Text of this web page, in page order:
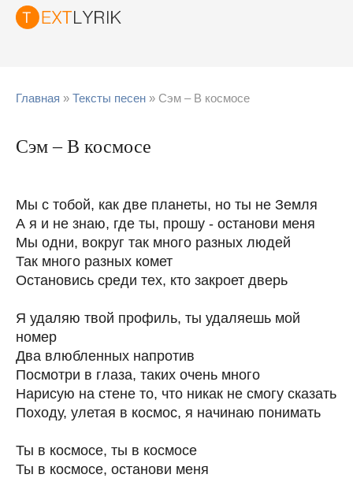
Главная » Тексты песен » Сэм – В космосе
Сэм – В космосе
Мы с тобой, как две планеты, но ты не Земля
А я и не знаю, где ты, прошу - останови меня
Мы одни, вокруг так много разных людей
Так много разных комет
Остановись среди тех, кто закроет дверь
Я удаляю твой профиль, ты удаляешь мой
номер
Два влюбленных напротив
Посмотри в глаза, таких очень много
Нарисую на стене то, что никак не смогу сказать
Походу, улетая в космос, я начинаю понимать
Ты в космосе, ты в космосе
Ты в космосе, останови меня